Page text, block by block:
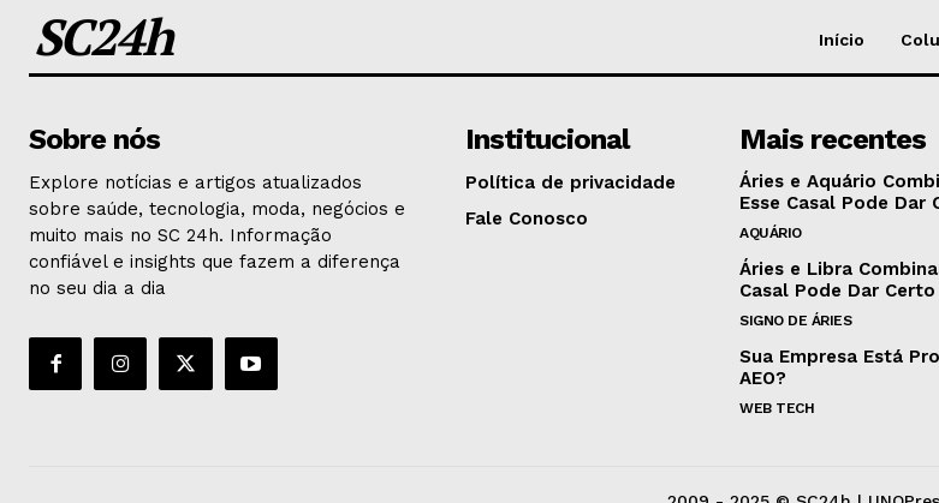
SC24h Início
Sobre nós
Explore notícias e artigos atualizados
sobre saúde, tecnologia, moda, negócios e
muito mais no SC 24h. Informação
confiável e insights que fazem a diferença
no seu dia a dia
Institucional
Política de privacidade
Fale Conosco
Mais recentes
Áries e Aquário
Esse Casal Pode Dar
AQUÁRIO
Áries e Libra
Casal Pode Dar Certo
SIGNO DE ÁRIES
Sua Empresa Está
AEO?
WEB TECH